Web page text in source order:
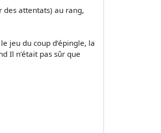
des attentats) au rang,
jeu du coup d’épingle, la
Il n’était pas sûr que